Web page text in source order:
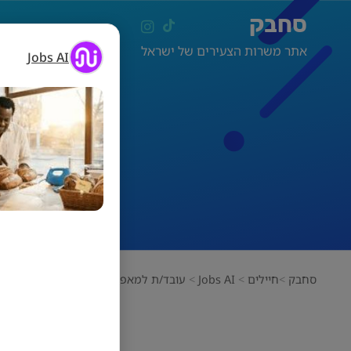
Jobs AI
סחבק
אתר משרות הצעירים של ישראל
סחבק חיילים Jobs AI עובד/ת למאפיית ברכת משה